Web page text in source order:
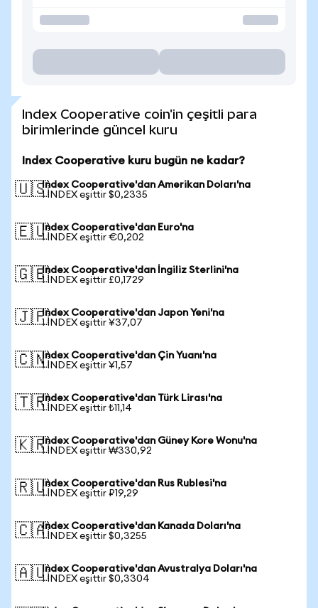
Index Cooperative coin'in çeşitli para
birimlerinde güncel kuru
Index Cooperative kuru bugün ne kadar?
🇺🇸Index Cooperative'dan Amerikan Doları'na
1 INDEX eşittir $0,2335
🇪🇺Index Cooperative'dan Euro'na
1 INDEX eşittir €0,202
🇬🇧Index Cooperative'dan İngiliz Sterlini'na
1 INDEX eşittir £0,1729
🇯🇵Index Cooperative'dan Japon Yeni'na
1 INDEX eşittir ¥37,07
🇨🇳Index Cooperative'dan Çin Yuanı'na
1 INDEX eşittir ¥1,57
🇹🇷Index Cooperative'dan Türk Lirası'na
1 INDEX eşittir ₺11,14
🇰🇷Index Cooperative'dan Güney Kore Wonu'na
1 INDEX eşittir ₩330,92
🇷🇺Index Cooperative'dan Rus Rublesi'na
1 INDEX eşittir ₽19,29
🇨🇦Index Cooperative'dan Kanada Doları'na
1 INDEX eşittir $0,3255
🇦🇺Index Cooperative'dan Avustralya Doları'na
1 INDEX eşittir $0,3304